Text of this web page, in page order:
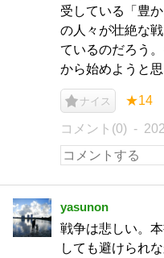
受している「豊
の人々が壮絶な
ているのだろう
から始めようと
ナイス ★14
コメント(0)
yasunon
戦争は悲しい。
しても避けられ